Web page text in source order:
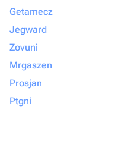
Getamecz
Jegward
Zovuni
Mrgaszen
Prosjan
Ptgni